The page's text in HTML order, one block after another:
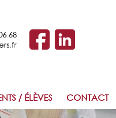
68
CONTACT
/ ÉLÈVES